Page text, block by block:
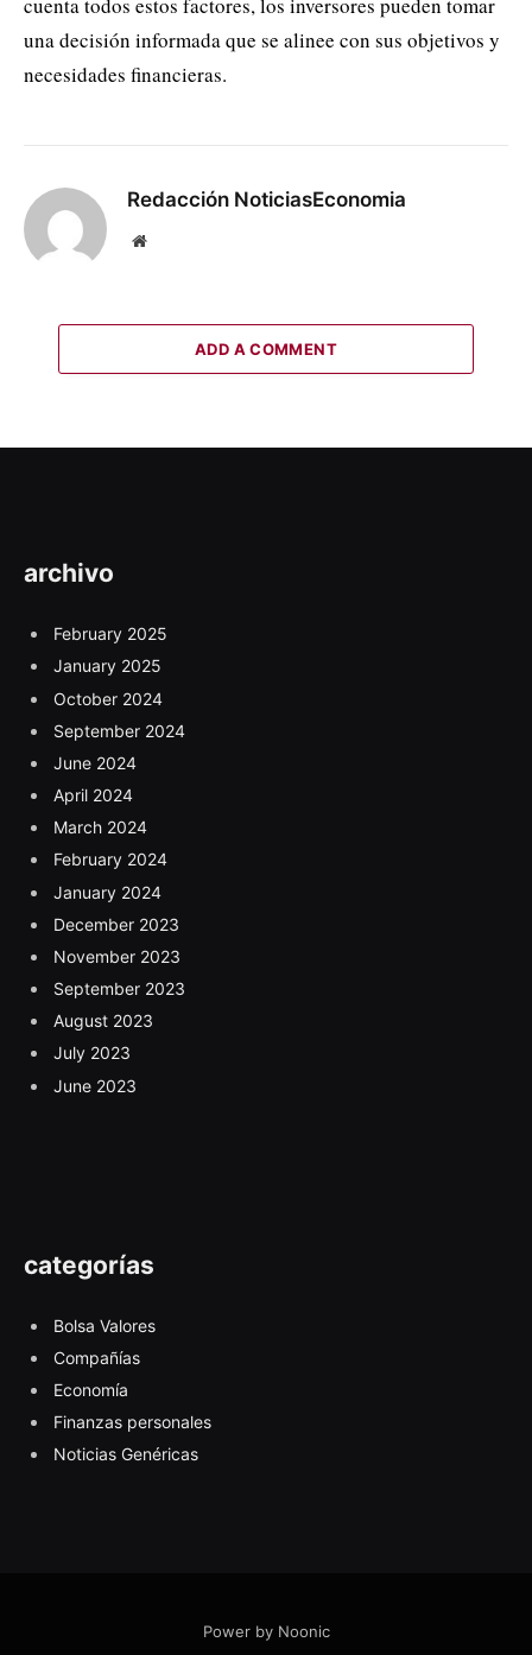
cuenta todos estos factores, los inversores pueden tomar
una decisión informada que se alinee con sus objetivos y
necesidades financieras.
Redacción NoticiasEconomia
Website
ADD A COMMENT
archivo
February 2025
January 2025
October 2024
September 2024
June 2024
April 2024
March 2024
February 2024
January 2024
December 2023
November 2023
September 2023
August 2023
July 2023
June 2023
categorías
Bolsa Valores
Compañías
Economía
Finanzas personales
Noticias Genéricas
Power by Noonic